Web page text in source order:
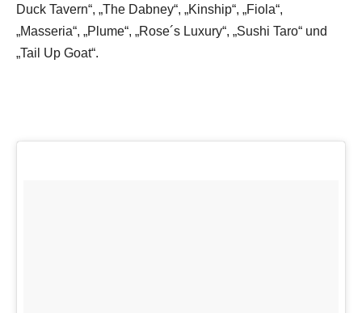
Duck Tavern“, „The Dabney“, „Kinship“, „Fiola“,
„Masseria“, „Plume“, „Rose´s Luxury“, „Sushi Taro“ und
„Tail Up Goat“.